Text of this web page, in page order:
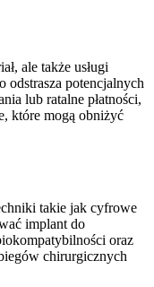
ale także usługi
odstrasza potencjalnych
lub ratalne płatności,
które mogą obniżyć
takie jak cyfrowe
implant do
oraz
chirurgicznych